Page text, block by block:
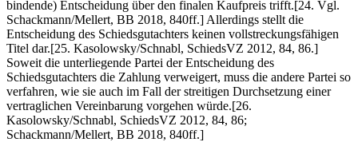
bindende) Entscheidung über den finalen Kaufpreis trifft.[24. Vgl.
Schackmann/Mellert, BB 2018, 840ff.] Allerdings stellt die
Entscheidung des Schiedsgutachters keinen vollstreckungsfähigen
Titel dar.[25. Kasolowsky/Schnabl, SchiedsVZ 2012, 84, 86.]
Soweit die unterliegende Partei der Entscheidung des
Schiedsgutachters die Zahlung verweigert, muss die andere Partei so
verfahren, wie sie auch im Fall der streitigen Durchsetzung einer
vertraglichen Vereinbarung vorgehen würde.[26.
Kasolowsky/Schnabl, SchiedsVZ 2012, 84, 86;
Schackmann/Mellert, BB 2018, 840ff.]